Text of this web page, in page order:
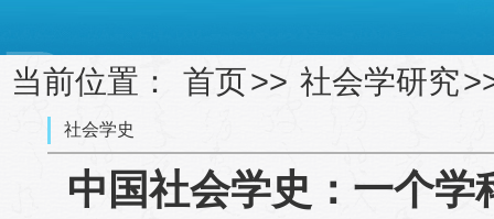
当前位置： 首页>> 社会学研究
社会学史
中国社会学史：一个学